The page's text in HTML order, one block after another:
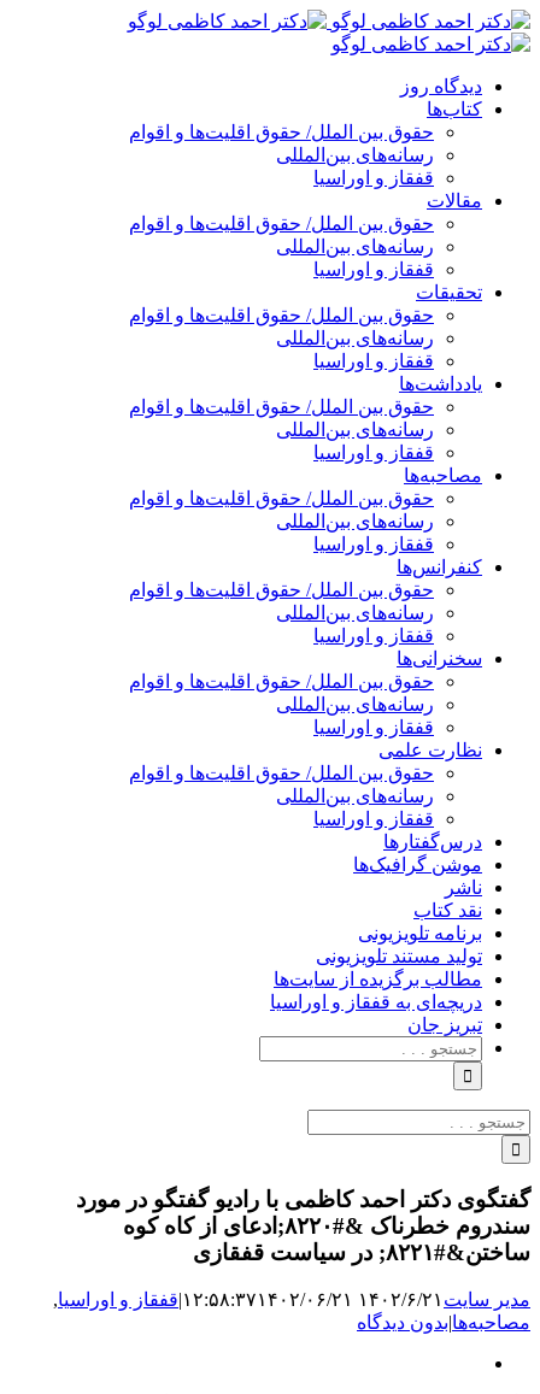
پرش
به
دیدگاه روز
کتاب‌ها
حقوق بین الملل/ حقوق اقلیت‌ها و اقوام
رسانه‌های بین‌المللی
قفقاز و اوراسیا
مقالات
حقوق بین الملل/ حقوق اقلیت‌ها و اقوام
رسانه‌های بین‌المللی
قفقاز و اوراسیا
تحقیقات
حقوق بین الملل/ حقوق اقلیت‌ها و اقوام
رسانه‌های بین‌المللی
قفقاز و اوراسیا
یادداشت‌ها
حقوق بین الملل/ حقوق اقلیت‌ها و اقوام
رسانه‌های بین‌المللی
قفقاز و اوراسیا
مصاحبه‌ها
حقوق بین الملل/ حقوق اقلیت‌ها و اقوام
رسانه‌های بین‌المللی
قفقاز و اوراسیا
کنفرانس‌ها
حقوق بین الملل/ حقوق اقلیت‌ها و اقوام
رسانه‌های بین‌المللی
قفقاز و اوراسیا
سخنرانی‌ها
حقوق بین الملل/ حقوق اقلیت‌ها و اقوام
رسانه‌های بین‌المللی
قفقاز و اوراسیا
نظارت علمی
حقوق بین الملل/ حقوق اقلیت‌ها و اقوام
رسانه‌های بین‌المللی
قفقاز و اوراسیا
درس‌گفتارها
موشن گرافیک‌ها
ناشر
نقد کتاب
برنامه‌ تلویزیونی
تولید مستند تلویزیونی
مطالب برگزیده از سایت‌ها
دریچه‌ای به قفقاز و اوراسیا
تبریزِ جان
جستجو
برای:
جستجو
برای:
گفتگوی دکتر احمد کاظمی با رادیو گفتگو در مورد
سندروم خطرناک &#۸۲۲۰;ادعای از کاه کوه
ساختن&#۸۲۲۱; در سیاست قفقازی
مدیر سایت ۱۴۰۲/۶/۲۱ ۱۲:۵۸:۳۷ ۱۴۰۲/۰۶/۲۱ |قفقاز و اوراسیا,
مصاحبه‌ها|بدون دیدگاه